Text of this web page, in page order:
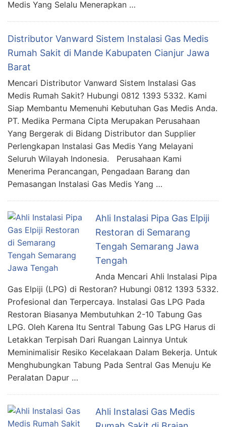
Medis Yang Selalu Menerapkan …
Distributor Vanward Sistem Instalasi Gas Medis
Rumah Sakit di Mande Kabupaten Cianjur Jawa
Barat
Mencari Distributor Vanward Sistem Instalasi Gas
Medis Rumah Sakit? Hubungi 0812 1393 5332. Kami
Siap Membantu Memenuhi Kebutuhan Gas Medis Anda.
PT. Medika Permana Cipta Merupakan Perusahaan
Yang Bergerak di Bidang Distributor dan Supplier
Perlengkapan Instalasi Gas Medis Yang Melayani
Seluruh Wilayah Indonesia. Perusahaan Kami
Menerima Perancangan, Pengadaan Barang dan
Pemasangan Instalasi Gas Medis Yang …
Ahli Instalasi Pipa Gas Elpiji
Restoran di Semarang
Tengah Semarang Jawa
Tengah
Anda Mencari Ahli Instalasi Pipa
Gas Elpiji (LPG) di Restoran? Hubungi 0812 1393 5332.
Profesional dan Terpercaya. Instalasi Gas LPG Pada
Restoran Biasanya Membutuhkan 2-10 Tabung Gas
LPG. Oleh Karena Itu Sentral Tabung Gas LPG Harus di
Letakkan Terpisah Dari Ruangan Lainnya Untuk
Meminimalisir Resiko Kecelakaan Dalam Bekerja. Untuk
Menghubungkan Tabung Pada Sentral Gas Menuju Ke
Peralatan Dapur …
Ahli Instalasi Gas Medis